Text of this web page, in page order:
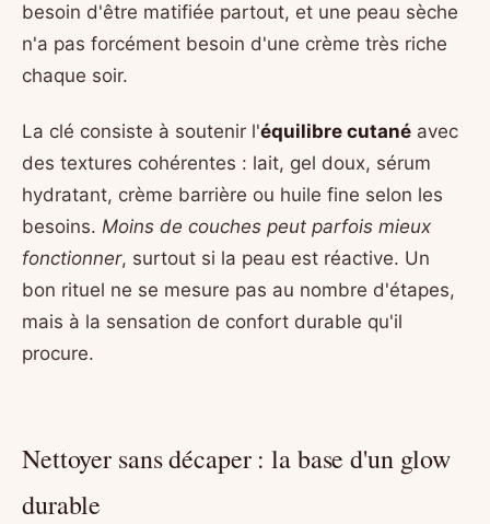
besoin d'être matifiée partout, et une peau sèche
n'a pas forcément besoin d'une crème très riche
chaque soir.
La clé consiste à soutenir l'équilibre cutané avec
des textures cohérentes : lait, gel doux, sérum
hydratant, crème barrière ou huile fine selon les
besoins. Moins de couches peut parfois mieux
fonctionner, surtout si la peau est réactive. Un
bon rituel ne se mesure pas au nombre d'étapes,
mais à la sensation de confort durable qu'il
procure.
Nettoyer sans décaper : la base d'un glow
durable